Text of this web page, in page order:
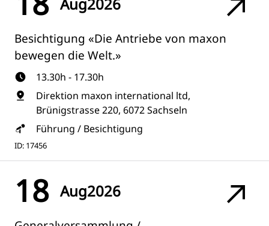
Besichtigung «Die Antriebe von maxon
bewegen die Welt.»
13.30h - 17.30h
Direktion maxon international ltd,
Brünigstrasse 220, 6072 Sachseln
Führung / Besichtigung
ID: 17456
18 Aug2026